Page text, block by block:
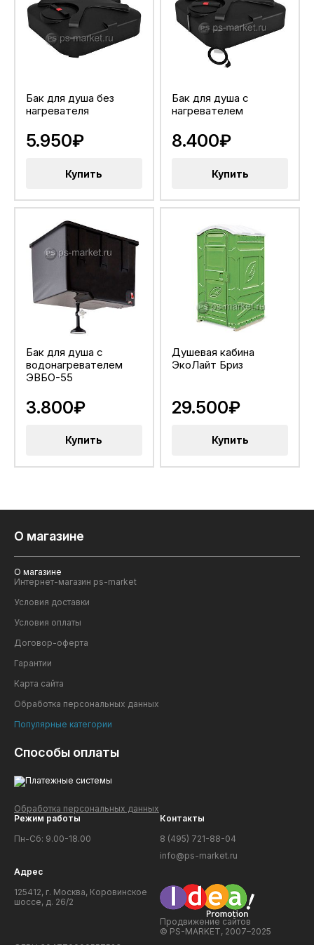
Бак для душа без
нагревателя
5.950₽
Купить
Бак для душа с
нагревателем
8.400₽
Купить
Бак для душа с
водонагревателем
ЭВБО-55
3.800₽
Купить
Душевая кабина
ЭкоЛайт Бриз
29.500₽
Купить
О магазине
О магазине
Интернет-магазин ps-market
Условия доставки
Условия оплаты
Договор-оферта
Гарантии
Карта сайта
Обработка персональных данных
Популярные категории
Способы оплаты
Обработка персональных данных
Режим работы
Пн-Сб: 9.00-18.00
Контакты
8 (495) 721-88-04
info@ps-market.ru
Адрес
125412, г. Москва, Коровинское
шоссе, д. 26/2
Продвижение сайтов
© PS-MARKET, 2007–2025